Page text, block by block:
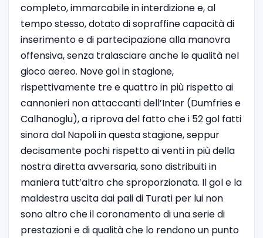
completo, immarcabile in interdizione e, al
tempo stesso, dotato di sopraffine capacità di
inserimento e di partecipazione alla manovra
offensiva, senza tralasciare anche le qualità nel
gioco aereo. Nove gol in stagione,
rispettivamente tre e quattro in più rispetto ai
cannonieri non attaccanti dell’Inter (Dumfries e
Calhanoglu), a riprova del fatto che i 52 gol fatti
sinora dal Napoli in questa stagione, seppur
decisamente pochi rispetto ai venti in più della
nostra diretta avversaria, sono distribuiti in
maniera tutt’altro che sproporzionata. Il gol e la
maldestra uscita dai pali di Turati per lui non
sono altro che il coronamento di una serie di
prestazioni e di qualità che lo rendono un punto